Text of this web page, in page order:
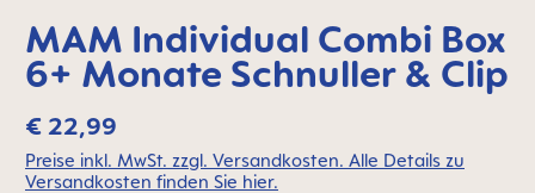
MAM Individual Combi Box
6+ Monate Schnuller & Clip
€ 22,99
Preise inkl. MwSt. zzgl. Versandkosten. Alle Details zu
Versandkosten finden Sie hier.